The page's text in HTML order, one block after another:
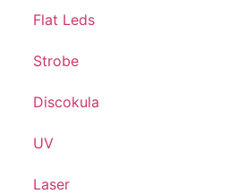
Flat Leds
Strobe
Discokula
UV
Laser